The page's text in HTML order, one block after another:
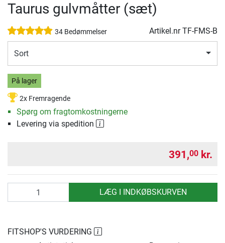
Taurus gulvmåtter (sæt)
34 Bedømmelser Artikel.nrTF-FMS-B
Sort
På lager
2x Fremragende
Spørg om fragtomkostningerne
Levering via spedition
391,00 kr.
LÆG I INDKØBSKURVEN
FITSHOP'S VURDERING